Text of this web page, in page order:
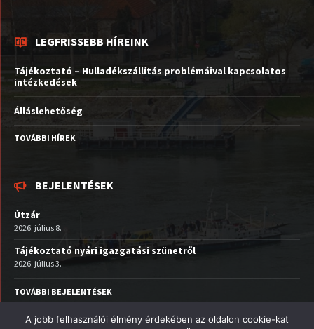
LEGFRISSEBB HÍREINK
Tájékoztató – Hulladékszállítás problémáival kapcsolatos
intézkedések
Álláslehetőség
TOVÁBBI HÍREK
BEJELENTÉSEK
Útzár
2026. július 8.
Tájékoztató nyári igazgatási szünetről
2026. július 3.
TOVÁBBI BEJELENTÉSEK
Facebook
EmailYouTube
A jobb felhasználói élmény érdekében az oldalon cookie-kat